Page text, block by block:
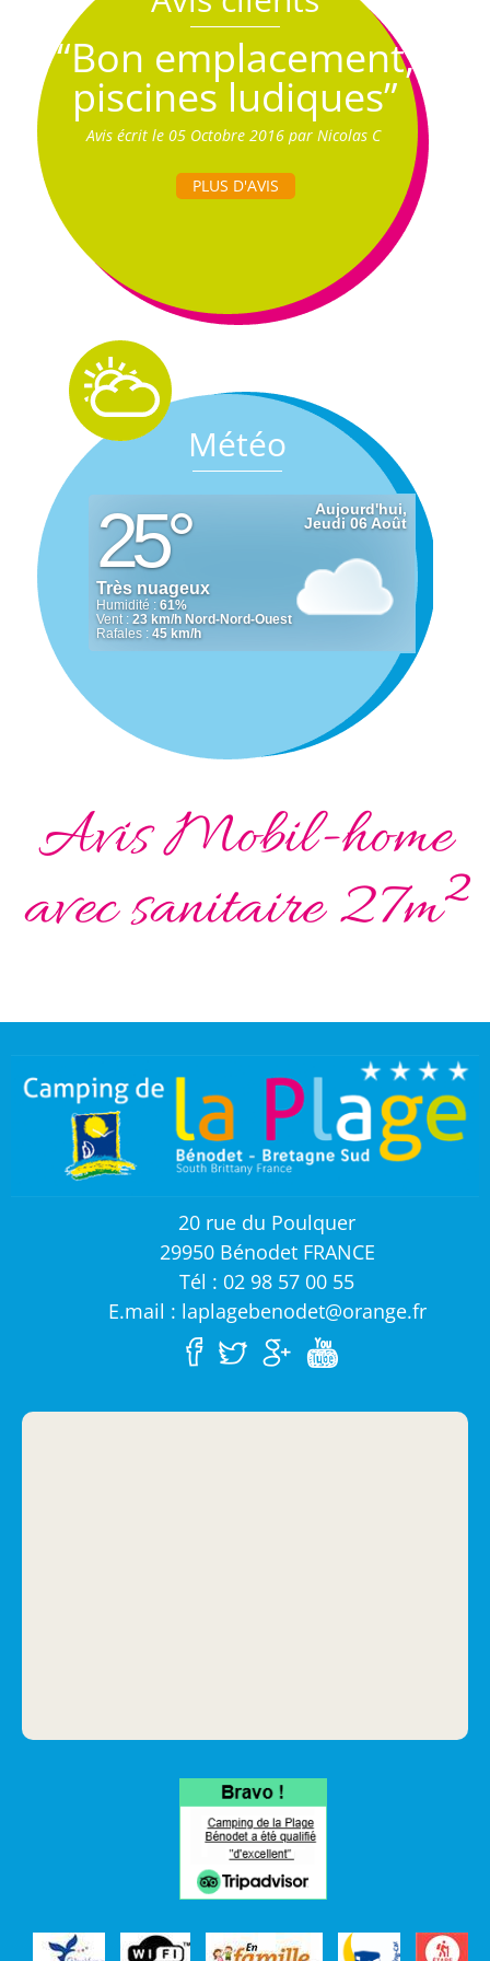
“Bon emplacement,
piscines ludiques”
Avis écrit le 05 Octobre 2016 par Nicolas C
PLUS D'AVIS
Météo
Avis Mobil-home
avec sanitaire 27m²
20 rue du Poulquer
29950 Bénodet FRANCE
Tél : 02 98 57 00 55
E.mail : laplagebenodet@orange.fr